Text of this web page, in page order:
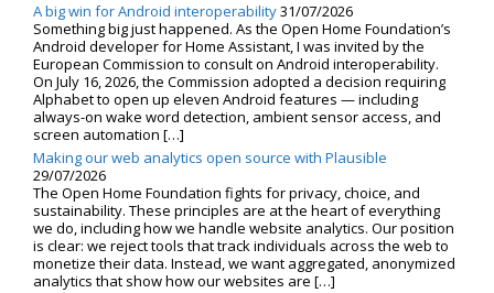
A big win for Android interoperability31/07/2026
Something big just happened. As the Open Home Foundation’s
Android developer for Home Assistant, I was invited by the
European Commission to consult on Android interoperability.
On July 16, 2026, the Commission adopted a decision requiring
Alphabet to open up eleven Android features — including
always-on wake word detection, ambient sensor access, and
screen automation […]
Making our web analytics open source with Plausible
29/07/2026
The Open Home Foundation fights for privacy, choice, and
sustainability. These principles are at the heart of everything
we do, including how we handle website analytics. Our position
is clear: we reject tools that track individuals across the web to
monetize their data. Instead, we want aggregated, anonymized
analytics that show how our websites are […]